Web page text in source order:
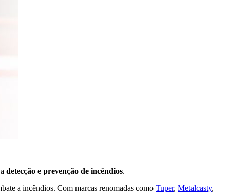
detecção e prevenção de incêndios.
a incêndios. Com marcas renomadas como Tuper, Metalcasty,